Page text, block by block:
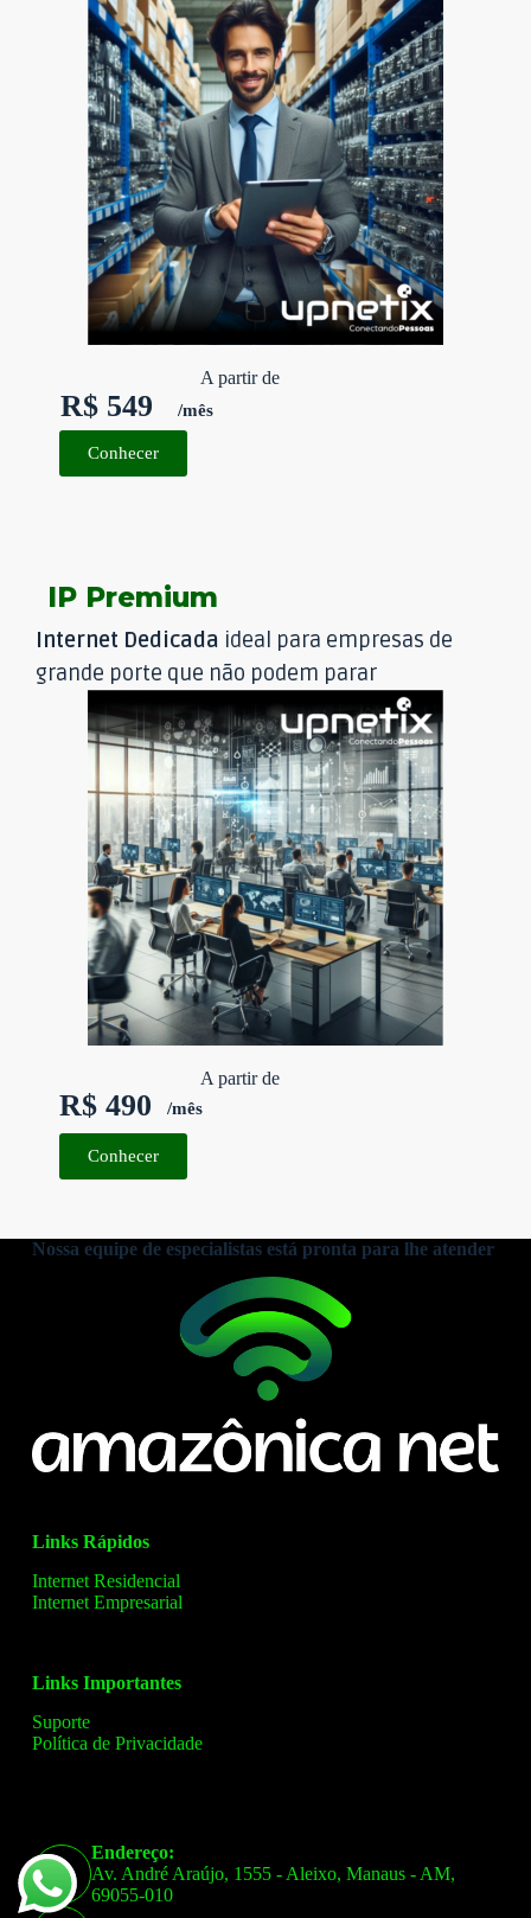
A partir de
R$ 549 /mês
Conhecer
IP Premium
Internet Dedicada ideal para empresas de
grande porte que não podem parar
A partir de
R$ 490 /mês
Conhecer
Nossa equipe de especialistas está pronta para lhe atender
Links Rápidos
Internet Residencial
Internet Empresarial
Links Importantes
Suporte
Política de Privacidade
Endereço:
Av. André Araújo, 1555 - Aleixo, Manaus - AM,
69055-010